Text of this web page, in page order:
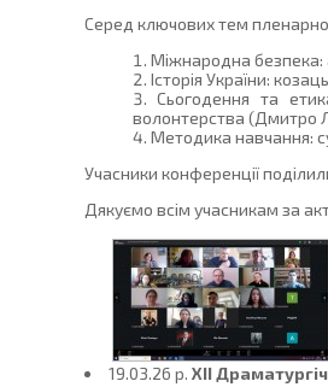
Серед ключових тем
Міжнародна безпека:
Історія України:
Сьогодення та
волонтерства (Дмитро
Методика навчання:
Учасники конференції
Дякуємо всім учасникам за
19.03.26 p. ХІІ